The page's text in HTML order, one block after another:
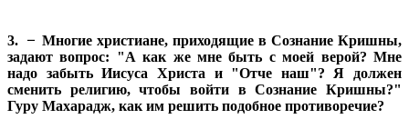
3. ̶ Многие христиане, приходящие в Сознание Кришны,
задают вопрос: "А как же мне быть с моей верой? Мне
надо забыть Иисуса Христа и "Отче наш"? Я должен
сменить религию, чтобы войти в Сознание Кришны?"
Гуру Махарадж, как им решить подобное противоречие?